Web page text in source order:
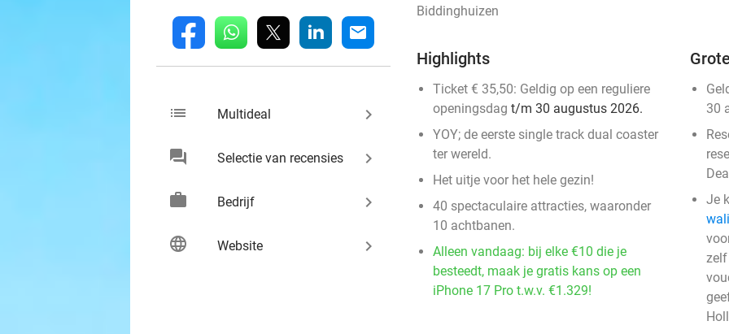
fb whatsapp linkedin mail
list Multideal keyboard_arrow_right
chat Selectie van recensies keyboard_arrow_right
work Bedrijf keyboard_arrow_right
language Website keyboard_arrow_right
Biddinghuizen
Highlights
Ticket € 35,50: Geldig op een reguliere
openingsdag t/m 30 augustus 2026.
YOY; de eerste single track dual coaster
ter wereld.
Het uitje voor het hele gezin!
40 spectaculaire attracties, waaronder
10 achtbanen.
Alleen vandaag: bij elke €10 die je
besteedt, maak je gratis kans op een
iPhone 17 Pro t.w.v. €1.329!
30
Je
zelf